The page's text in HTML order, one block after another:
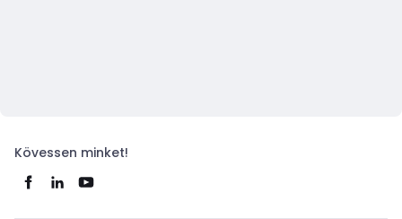
Kövessen minket!